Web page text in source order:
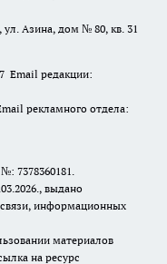
ул. Азина, дом № 80, кв. 31
Email редакции:
рекламного отдела:
7378360181.
выдано
информационных
материалов
на ресурс